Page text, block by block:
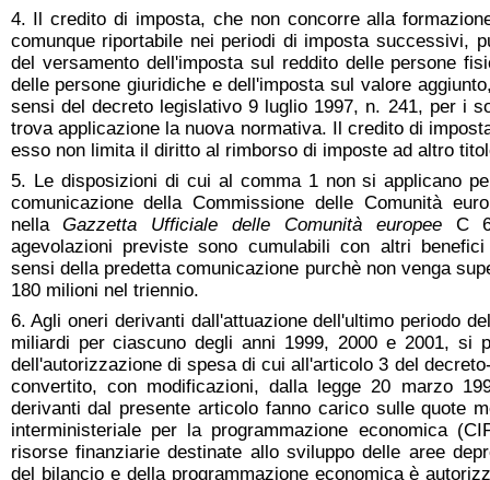
4. Il credito di imposta, che non concorre alla
comunque riportabile nei periodi di imposta successivi,
del versamento dell'imposta sul reddito delle persone
delle persone giuridiche e dell'imposta sul valore
sensi del decreto legislativo 9 luglio 1997, n. 241, per i
trova applicazione la nuova normativa. Il credito di
esso non limita il diritto al rimborso di imposte ad altro
5. Le disposizioni di cui al comma 1 non si applicano
comunicazione della Commissione delle Comunità
nellaGazzetta Ufficiale delle Comunità europeeC
agevolazioni previste sono cumulabili con altri
sensi della predetta comunicazione purchè non venga
180 milioni nel triennio.
6. Agli oneri derivanti dall'attuazione dell'ultimo periodo
miliardi per ciascuno degli anni 1999, 2000 e 2001, si
dell'autorizzazione di spesa di cui all'articolo 3 del
convertito, con modificazioni, dalla legge 20 marzo
derivanti dal presente articolo fanno carico sulle quote
interministeriale per la programmazione economica
risorse finanziarie destinate allo sviluppo delle aree
del bilancio e della programmazione economica è